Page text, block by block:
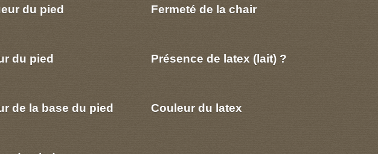
du pied
du pied
de la base du pied
Fermeté de la chair
Présence de latex (lait) ?
Couleur du latex